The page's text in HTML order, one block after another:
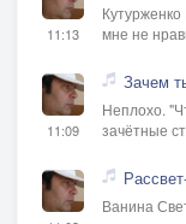
11:13
мне не
11:09
Зачем
Неплохо.
зачётные
Ванина